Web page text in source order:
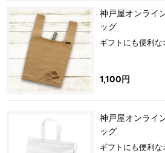
神戸屋オンライ
ッグ
ギフトにも便利
1,100円
神戸屋オンライ
ッグ
ギフトにも便利